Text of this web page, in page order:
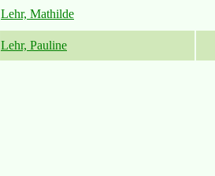
Lehr, Mathilde
Lehr, Pauline